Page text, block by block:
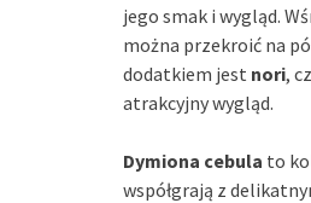
jego smak i wygląd.
można przekroić na
dodatkiem jest nori,
atrakcyjny wygląd.
Dymiona cebula to
współgrają z